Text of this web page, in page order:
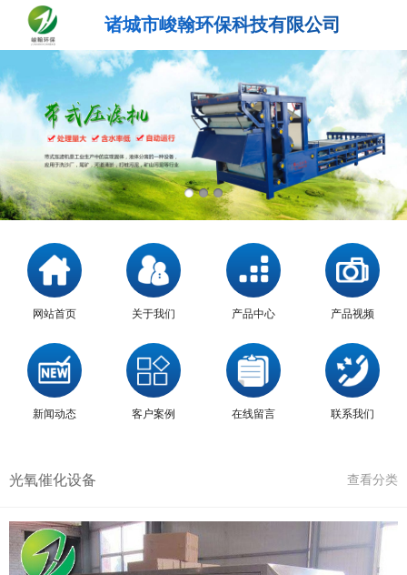
诸城市峻翰环保科技有限公司
网站首页 关于我们 产品中心 产品视频
新闻动态 客户案例 在线留言 联系我们
光氧催化设备 查看分类